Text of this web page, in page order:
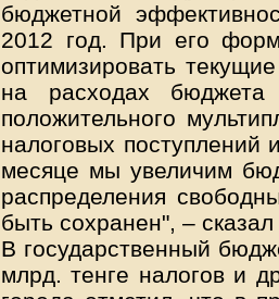
бюджетной
2012 год. При его
оптимизировать
на расходах бюджета
положительного
налоговых поступлений
месяце мы увеличим
распределения
быть сохранен", –
В государственный
млрд. тенге налогов и